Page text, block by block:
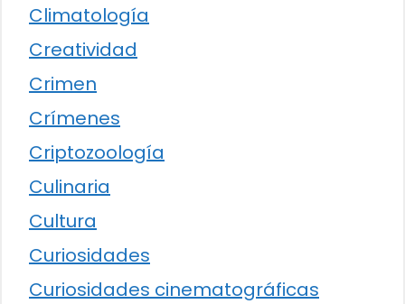
Climatología
Creatividad
Crimen
Crímenes
Criptozoología
Culinaria
Cultura
Curiosidades
Curiosidades cinematográficas